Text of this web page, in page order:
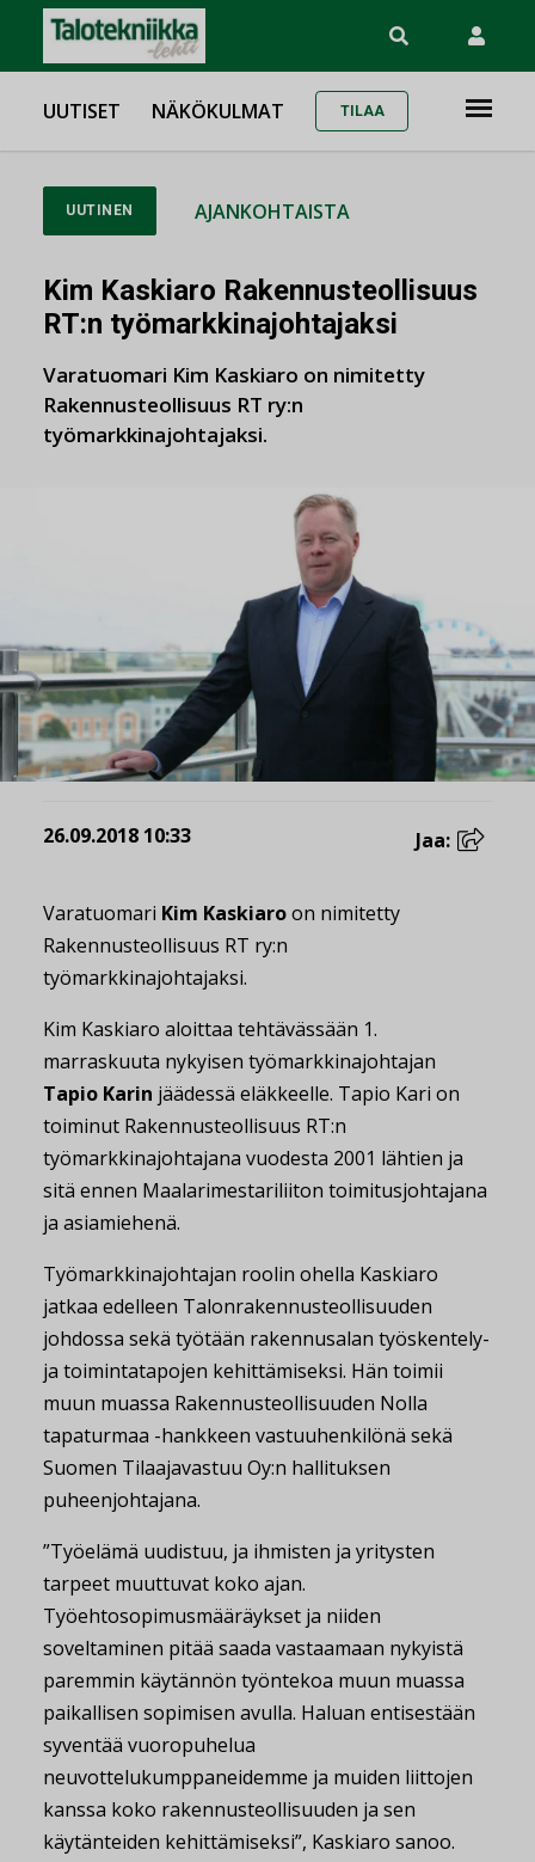
UUTISET NÄKÖKULMAT TILAA
UUTINEN AJANKOHTAISTA
Kim Kaskiaro Rakennusteollisuus
RT:n työmarkkinajohtajaksi
Varatuomari Kim Kaskiaro on nimitetty
Rakennusteollisuus RT ry:n
työmarkkinajohtajaksi.
26.09.2018 10:33 Jaa:
Varatuomari Kim Kaskiaroon nimitetty
Rakennusteollisuus RT ry:n
työmarkkinajohtajaksi.
Kim Kaskiaro aloittaa tehtävässään 1.
marraskuuta nykyisen työmarkkinajohtajan
Tapio Karin jäädessä eläkkeelle. Tapio Kari on
toiminut Rakennusteollisuus RT:n
työmarkkinajohtajana vuodesta 2001 lähtien ja
sitä ennen Maalarimestariliiton toimitusjohtajana
ja asiamiehenä.
Työmarkkinajohtajan roolin ohella Kaskiaro
jatkaa edelleen Talonrakennusteollisuuden
johdossa sekä työtään rakennusalan työskentely-
ja toimintatapojen kehittämiseksi. Hän toimii
muun muassa Rakennusteollisuuden Nolla
tapaturmaa -hankkeen vastuuhenkilönä sekä
Suomen Tilaajavastuu Oy:n hallituksen
puheenjohtajana.
”Työelämä uudistuu, ja ihmisten ja yritysten
tarpeet muuttuvat koko ajan.
Työehtosopimusmääräykset ja niiden
soveltaminen pitää saada vastaamaan nykyistä
paremmin käytännön työntekoa muun muassa
paikallisen sopimisen avulla. Haluan entisestään
syventää vuoropuhelua
neuvottelukumppaneidemme ja muiden liittojen
kanssa koko rakennusteollisuuden ja sen
käytänteiden kehittämiseksi”, Kaskiaro sanoo.